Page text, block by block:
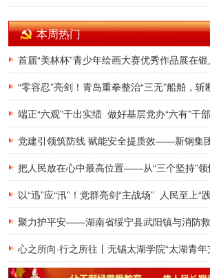
本周热门
“零容忍”亮剑！青岛重拳整治“三无”船舶，
端正“六观”干出实绩 做好基层党办“六有”干部
以“迅”应“汛”！党群亮剑“主战场” 人民至上“
聚力护平安——湖南省绥宁县武阳镇与消防